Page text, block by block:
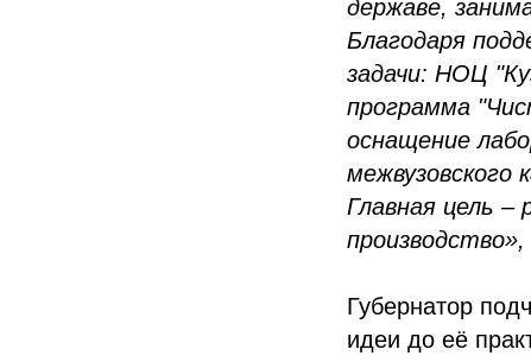
державе,
Благодаря
задачи: НОЦ
программа
оснащение
межвузовского
Главная цель –
производство»,
Губернатор
идеи до её